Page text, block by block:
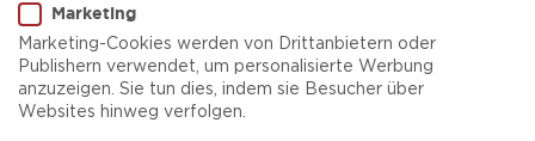
Unsere Marken und
Produkte
Marketing
Marketing-Cookies werden von Drittanbietern oder
Publishern verwendet, um personalisierte Werbung
anzuzeigen. Sie tun dies, indem sie Besucher über
Websites hinweg verfolgen.